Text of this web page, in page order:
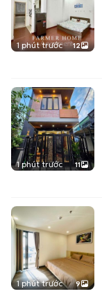
1 phút trước 12
1 phút trước 11
1 phút trước 9